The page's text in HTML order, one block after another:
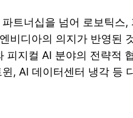
트너십을 넘어 로보틱스
비디아의 의지가 반영된
피지컬 AI 분야의 전략적
, AI 데이터센터 냉각 등